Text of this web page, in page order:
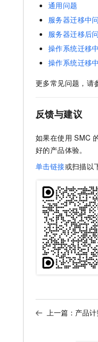
通用问题
服务器迁移中
服务器迁移后
操作系统迁移
操作系统迁移
更多常见问题，请
反馈与建议
如果在使用 SMC
好的产品体验。
单击链接或扫描以
上一篇： 产品